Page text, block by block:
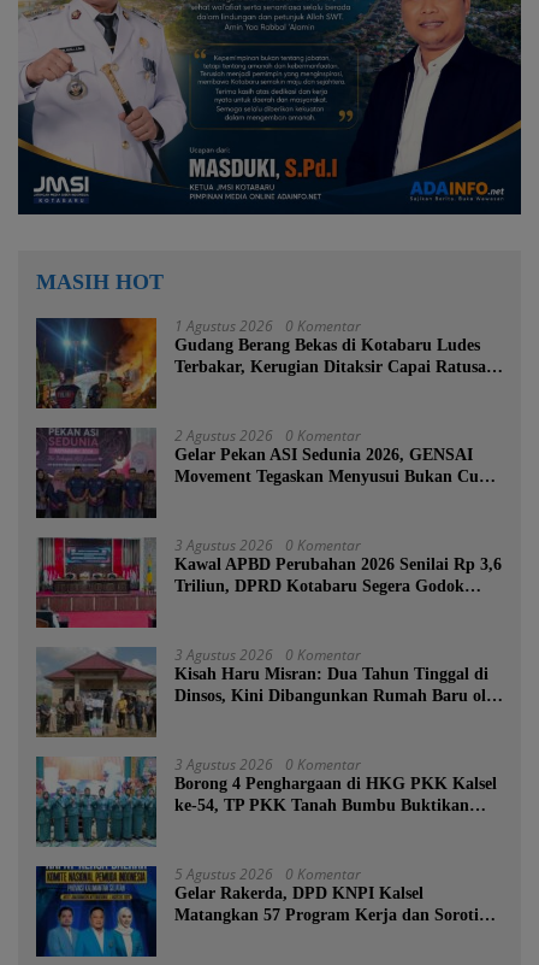
MASIH HOT
1 Agustus 2026 0 Komentar
Gudang Berang Bekas di Kotabaru Ludes
Terbakar, Kerugian Ditaksir Capai Ratusan
2 Agustus 2026 0 Komentar
Gelar Pekan ASI Sedunia 2026, GENSAI
Movement Tegaskan Menyusui Bukan Cuma
3 Agustus 2026 0 Komentar
Kawal APBD Perubahan 2026 Senilai Rp 3,6
Triliun, DPRD Kotabaru Segera Godok
3 Agustus 2026 0 Komentar
Kisah Haru Misran: Dua Tahun Tinggal di
Dinsos, Kini Dibangunkan Rumah Baru oleh
3 Agustus 2026 0 Komentar
Borong 4 Penghargaan di HKG PKK Kalsel
ke-54, TP PKK Tanah Bumbu Buktikan
5 Agustus 2026 0 Komentar
Gelar Rakerda, DPD KNPI Kalsel
Matangkan 57 Program Kerja dan Soroti